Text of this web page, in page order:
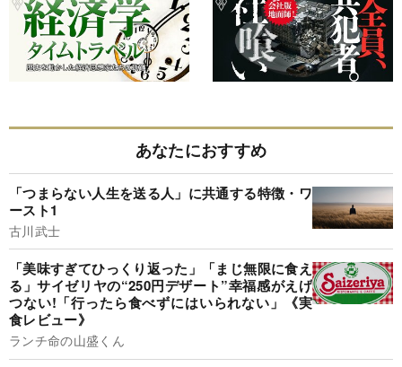
あなたにおすすめ
「つまらない人生を送る人」に共通する特徴・ワ
ースト1
古川武士
「美味すぎてひっくり返った」「まじ無限に食え
る」サイゼリヤの“250円デザート”幸福感がえげ
つない!「行ったら食べずにはいられない」《実
食レビュー》
ランチ命の山盛くん